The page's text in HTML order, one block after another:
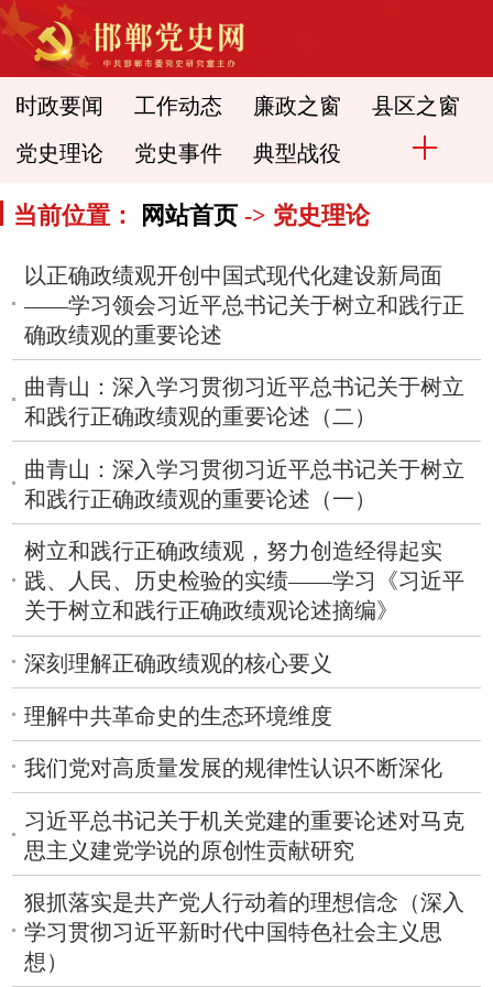
时政要闻 工作动态 廉政之窗 县区之窗
党史理论 党史事件 典型战役
当前位置： 网站首页 -> 党史理论
以正确政绩观开创中国式现代化建设新局面
——学习领会习近平总书记关于树立和践行正
确政绩观的重要论述
曲青山：深入学习贯彻习近平总书记关于树立
和践行正确政绩观的重要论述（二）
曲青山：深入学习贯彻习近平总书记关于树立
和践行正确政绩观的重要论述（一）
树立和践行正确政绩观，努力创造经得起实
践、人民、历史检验的实绩——学习《习近平
关于树立和践行正确政绩观论述摘编》
深刻理解正确政绩观的核心要义
理解中共革命史的生态环境维度
我们党对高质量发展的规律性认识不断深化
习近平总书记关于机关党建的重要论述对马克
思主义建党学说的原创性贡献研究
狠抓落实是共产党人行动着的理想信念（深入
学习贯彻习近平新时代中国特色社会主义思
想）